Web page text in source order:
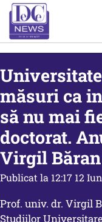
măsuri ca
să nu mai
doctorat.
Virgil Băran
Publicat la 12:17 12
Prof. univ. dr. Virgil
Studiilor